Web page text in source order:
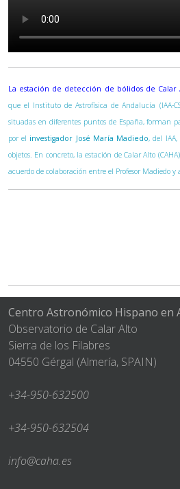
La estación de detección de bólidos de Calar
que el Instituto de Astrofísica de Andalucía (IAA-
situadas en diferentes puntos de España, forman
por el investigador José María Madiedo, del
objetos. En concreto, la estación de Calar Alto
acuerdo de colaboración entre el Profesor Madiedo
Centro Astronómico Hispano en
Observatorio de Calar Alto
Sierra de los Filabres
04550 Gérgal (Almería, SPAIN)
+34-950-632500
+34-950-632504
info@caha.es